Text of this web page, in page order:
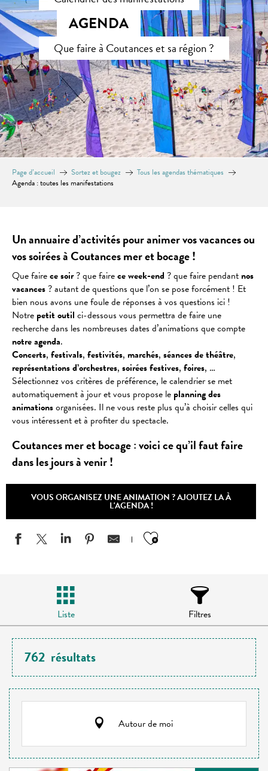
AGENDA
Que faire à Coutances et sa région ?
Page d’accueil Sortez et bougez
Tous les agendas thématiques
Agenda : toutes les manifestations
Un annuaire d’activités pour animer vos vacances ou
vos soirées à Coutances mer et bocage !
Que fairece soir? que fairece week-end ? que faire pendant nos
vacances? autant de questions que l’on se pose forcément ! Et
bien nous avons une foule de réponses à vos questions ici !
Notre petit outil ci-dessous vous permettra de faire une
recherche dans les nombreuses dates d’animations que compte
notre agenda.
Concerts, festivals, festivités, marchés, séancesdethéâtre,
représentationsd’orchestres, soiréesfestives, foires, …
Sélectionnez vos critères de préférence, le calendrier se met
automatiquement à jour et vous propose le planning des
animationsorganisées. Il ne vous reste plus qu’à choisir celles qui
vous intéressent et à profiter du spectacle.
Coutances mer et bocage : voici ce qu’il faut faire
dans les jours à venir !
VOUS ORGANISEZ UNE ANIMATION ? AJOUTEZ LA À
L'AGENDA !
Ajouter aux
Liste Filtres
762 résultats
Autour de moi